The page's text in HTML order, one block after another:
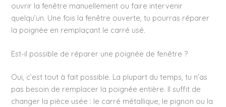
ouvrir la fenêtre manuellement ou faire intervenir
quelqu’un. Une fois la fenêtre ouverte, tu pourras réparer
la poignée en remplaçant le carré usé.
Est-il possible de réparer une poignée de fenêtre ?
Oui, c’est tout à fait possible. La plupart du temps, tu n’as
pas besoin de remplacer la poignée entière. Il suffit de
changer la pièce usée : le carré métallique, le pignon ou la